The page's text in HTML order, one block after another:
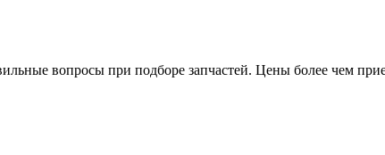
вопросы при подборе запчастей. Цены более чем